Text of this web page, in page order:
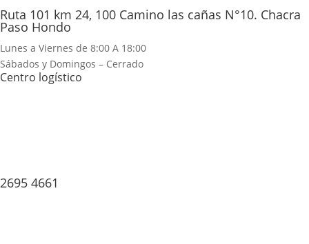
Ruta 101 km 24, 100 Camino las cañas N°10. Chacra
Paso Hondo
Lunes a Viernes de 8:00 A 18:00
Sábados y Domingos – Cerrado
Centro logístico
2695 4661